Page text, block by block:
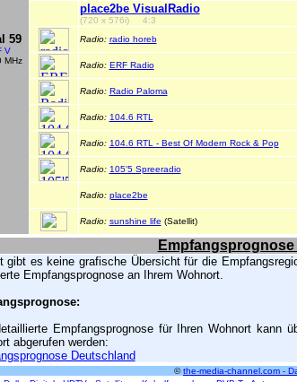
59
V
MHz
place2be VisualRadio
(720 x 576i) 4:3
Radio: radio horeb
Radio: ERF Radio
Radio: Radio Paloma
Radio: 104.6 RTL
Radio: 104.6 RTL - Best Of Modern Rock & Pop
Radio: 105'5 Spreeradio
Radio: place2be
Radio: sunshine life (Satellit)
gibt es keine grafische Übersicht für die
Empfangsprognose an Ihrem Wohnort.
Empfangsprognose für Ihren Wohnort kann
abgerufen werden:
Deutschland
©the-media-channel.com -